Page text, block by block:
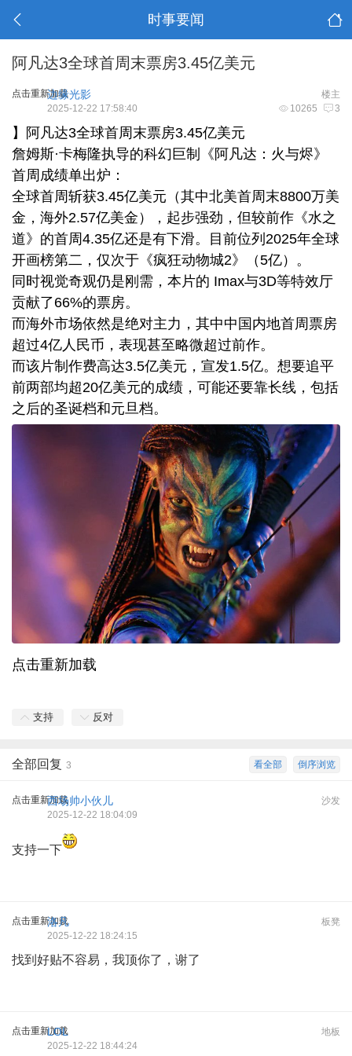
时事要闻
阿凡达3全球首周末票房3.45亿美元
点击重新加载 楼主
边缘光影
10265 3
2025-12-22 17:58:40
】阿凡达3全球首周末票房3.45亿美元
詹姆斯·卡梅隆执导的科幻巨制《阿凡达：火与烬》
首周成绩单出炉：
全球首周斩获3.45亿美元（其中北美首周末8800万美
金，海外2.57亿美金），起步强劲，但较前作《水之
道》的首周4.35亿还是有下滑。目前位列2025年全球
开画榜第二，仅次于《疯狂动物城2》（5亿）。
同时视觉奇观仍是刚需，本片的 Imax与3D等特效厅
贡献了66%的票房。
而海外市场依然是绝对主力，其中中国内地首周票房
超过4亿人民币，表现甚至略微超过前作。
而该片制作费高达3.5亿美元，宣发1.5亿。想要追平
前两部均超20亿美元的成绩，可能还要靠长线，包括
之后的圣诞档和元旦档。
点击重新加载
支持 反对
倒序浏览
看全部
全部回复 3
点击重新加载 沙发
西场帅小伙儿
2025-12-22 18:04:09
支持一下
点击重新加载 板凳
洛凡
2025-12-22 18:24:15
找到好贴不容易，我顶你了，谢了
点击重新加载 地板
LOL
2025-12-22 18:44:24